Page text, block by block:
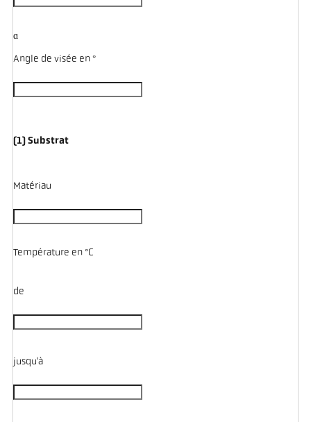
ɑ
Angle de visée en °
(1) Substrat
Matériau
Température en °C
de
jusqu'à